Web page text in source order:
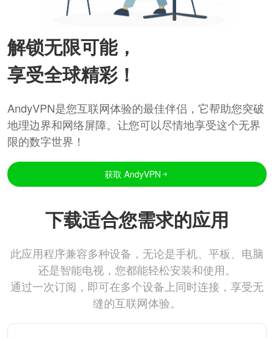
解锁无限可能，
享受全球精彩！
AndyVPN是您互联网体验的最佳伴侣，它帮助您突破
地理边界和网络屏障。让您可以尽情地享受这个无界
限的数字世界！
获取 AndyVPN
下载适合您需求的应用
此应用程序兼容多种设备，无论是手机、平板、电脑
还是智能电视，您都能轻松安装和使用。
通过一次订阅，即可在多个设备上同时连接，享受无
缝的互联网体验。